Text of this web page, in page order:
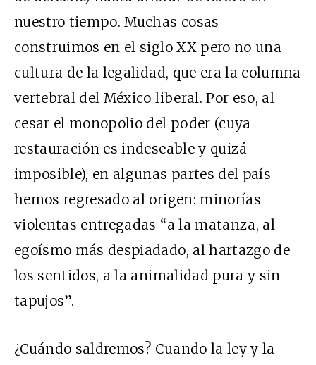
nuestro tiempo. Muchas cosas
construimos en el siglo XX pero no una
cultura de la legalidad, que era la columna
vertebral del México liberal. Por eso, al
cesar el monopolio del poder (cuya
restauración es indeseable y quizá
imposible), en algunas partes del país
hemos regresado al origen: minorías
violentas entregadas “a la matanza, al
egoísmo más despiadado, al hartazgo de
los sentidos, a la animalidad pura y sin
tapujos”.
¿Cuándo saldremos? Cuando la ley y la